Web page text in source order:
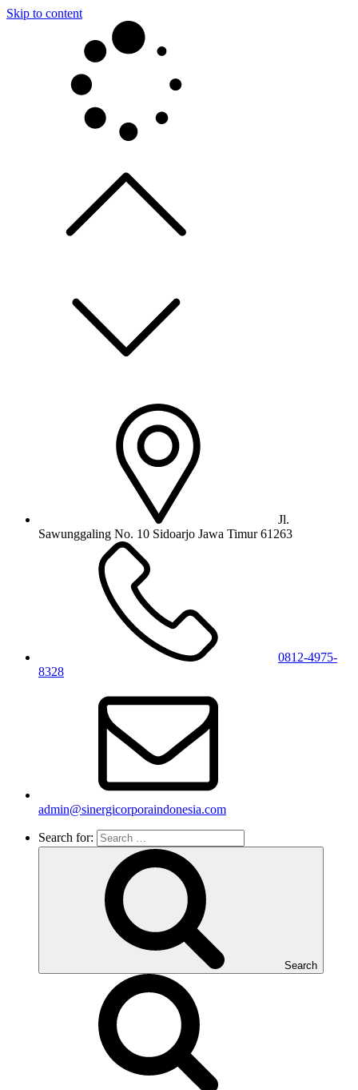
Skip to content
Jl.
Sawunggaling No. 10 Sidoarjo Jawa Timur 61263
0812-4975-
8328
admin@sinergicorporaindonesia.com
Search for:
Search